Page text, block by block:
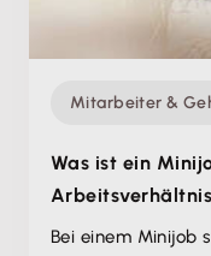
Mitarbeiter &
Was ist ein
Arbeitsverhältnis
Bei einem Minijob